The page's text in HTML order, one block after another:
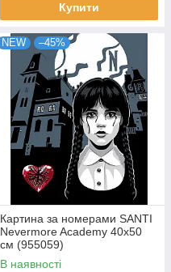
Купити
NEW –45%
Картина за номерами SANTI
Nevermore Academy 40х50
см (955059)
В наявності